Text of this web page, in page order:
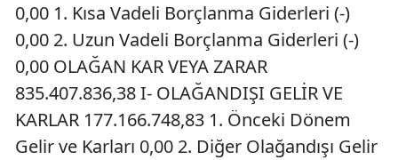
0,00 1. Kısa Vadeli Borçlanma Giderleri (-)
0,00 2. Uzun Vadeli Borçlanma Giderleri (-)
0,00 OLAĞAN KAR VEYA ZARAR
835.407.836,38 I- OLAĞANDIŞI GELİR VE
KARLAR 177.166.748,83 1. Önceki Dönem
Gelir ve Karları 0,00 2. Diğer Olağandışı Gelir